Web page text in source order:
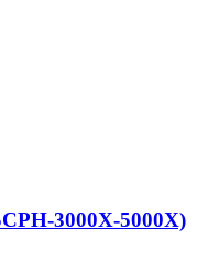
3000X-5000X)